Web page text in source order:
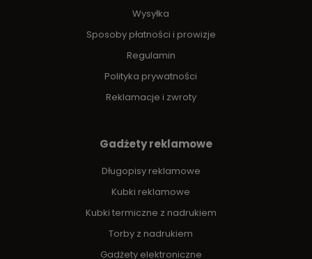
Wysyłka
Sposoby płatności i prowizje
Regulamin
Polityka prywatności
Reklamacje i zwroty
Gadżety reklamowe
Długopisy reklamowe
Kubki reklamowe
Kubki termiczne z nadrukiem
Torby z nadrukiem
Gadżety elektroniczne